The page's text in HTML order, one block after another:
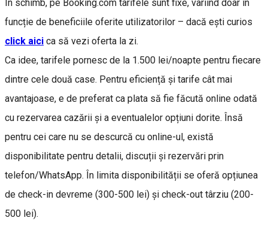
În schimb, pe Booking.com tarifele sunt fixe, variind doar în
funcție de beneficiile oferite utilizatorilor – dacă ești curios
click aici ca să vezi oferta la zi.
Ca idee, tarifele pornesc de la 1.500 lei/noapte pentru fiecare
dintre cele două case. Pentru eficiență și tarife cât mai
avantajoase, e de preferat ca plata să fie făcută online odată
cu rezervarea cazării și a eventualelor opțiuni dorite. Însă
pentru cei care nu se descurcă cu online-ul, există
disponibilitate pentru detalii, discuții și rezervări prin
telefon/WhatsApp. În limita disponibilității se oferă opțiunea
de check-in devreme (300-500 lei) și check-out târziu (200-
500 lei).